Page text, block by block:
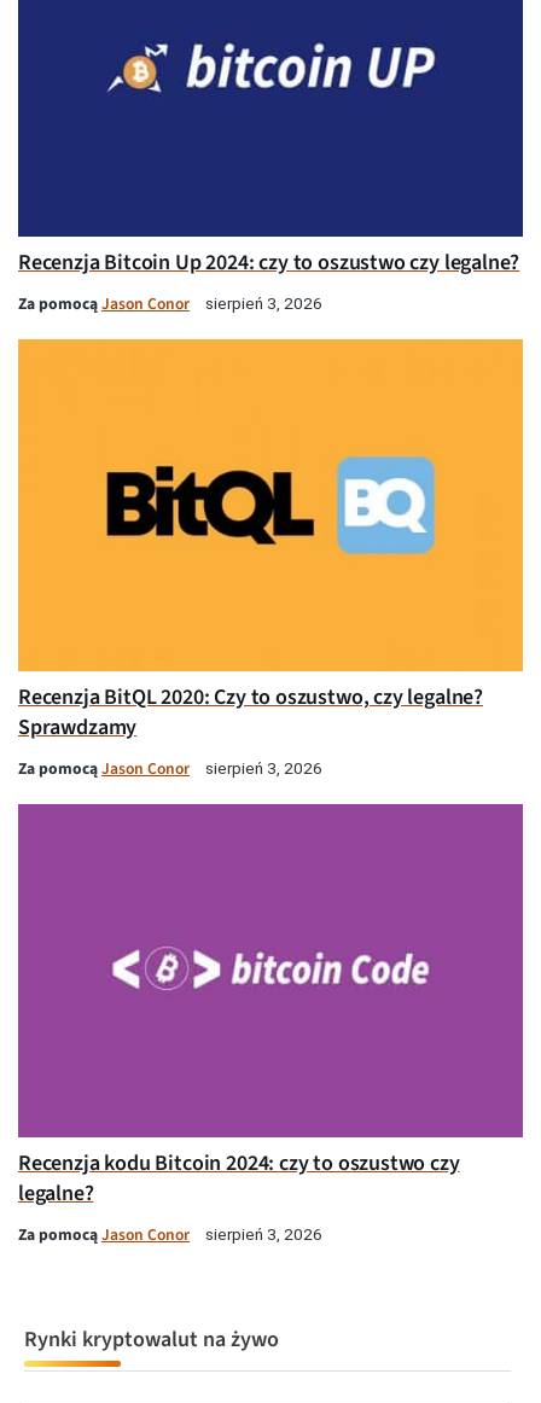
Recenzja Bitcoin Up 2024: czy to oszustwo czy legalne?
Za pomocąJason Conor sierpień 3, 2026
Recenzja BitQL 2020: Czy to oszustwo, czy legalne?
Sprawdzamy
Za pomocąJason Conor sierpień 3, 2026
Recenzja kodu Bitcoin 2024: czy to oszustwo czy
legalne?
Za pomocąJason Conor sierpień 3, 2026
Rynki kryptowalut na żywo